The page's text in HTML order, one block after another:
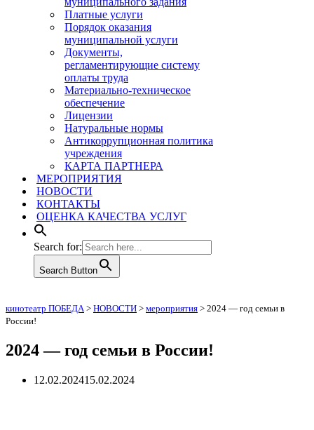
Платные услуги
Порядок оказания
муниципальной услуги
Документы,
регламентирующие систему
оплаты труда
Материально-техническое
обеспечение
Лицензии
Натуральные нормы
Антикоррупционная политика
учреждения
КАРТА ПАРТНЕРА
МЕРОПРИЯТИЯ
НОВОСТИ
КОНТАКТЫ
ОЦЕНКА КАЧЕСТВА УСЛУГ
Search for:
Search Button
кинотеатр ПОБЕДА> НОВОСТИ > мероприятия > 2024 — год семьи в
России!
2024 — год семьи в России!
12.02.202415.02.2024